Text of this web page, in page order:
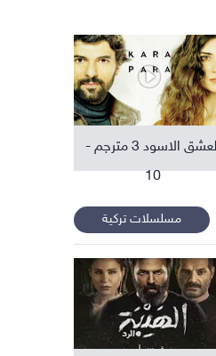
العشق الاسود 3 مترجم -
10
مسلسلات تركية